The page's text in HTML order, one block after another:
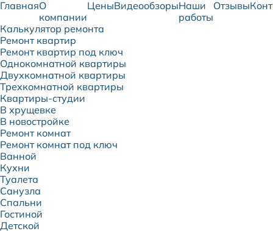
ГлавнаяО
компании
ЦеныВидеообзорыНаши
работы
Отзывы
Калькулятор ремонта
Ремонт квартир
Ремонт квартир под ключ
Однокомнатной квартиры
Двухкомнатной квартиры
Трехкомнатной квартиры
Квартиры-студии
В хрущевке
В новостройке
Ремонт комнат
Ремонт комнат под ключ
Ванной
Кухни
Туалета
Санузла
Спальни
Гостиной
Детской